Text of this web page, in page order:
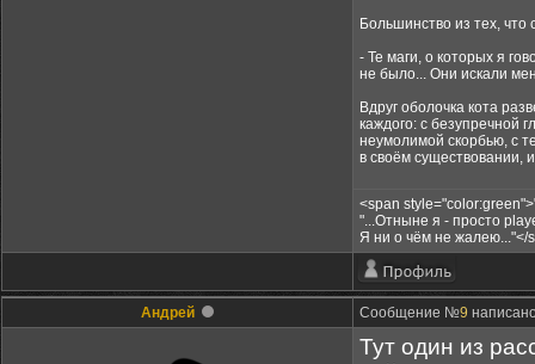
Большинство из тех, что
- Те маги, о которых я
не было... Они искали
Вдруг оболочка кота
каждого: с безупречной
неумолимой скорбью, с
в своём существовании,
<span
"...Отныне я - просто
Я ни о чём не жалею..."</
Андрей Сообщение №9
Тут один из